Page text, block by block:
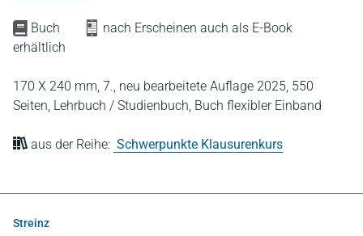
Buch
nach Erscheinen auch als E-Book
erhältlich
170 X 240 mm, 7., neu bearbeitete Auflage 2025, 550
Seiten, Lehrbuch / Studienbuch, Buch flexibler Einband
aus der Reihe: Schwerpunkte Klausurenkurs
Streinz